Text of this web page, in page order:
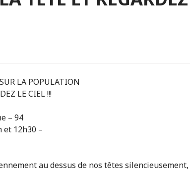
LA POPULATION
LE CIEL !!!
– 94
et 12h30 –
au dessus de nos têtes silencieusement,